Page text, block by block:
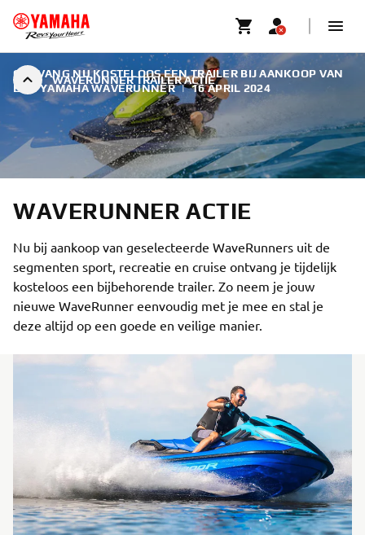
WAVERUNNER TRAILER ACTIE
ONTVANG NU KOSTELOOS EEN TRAILER BIJ AANKOOP VAN
EEN YAMAHA WAVERUNNER | 16 APRIL 2024
WAVERUNNER ACTIE
Nu bij aankoop van geselecteerde WaveRunners uit de
segmenten sport, recreatie en cruise ontvang je tijdelijk
kosteloos een bijbehorende trailer. Zo neem je jouw
nieuwe WaveRunner eenvoudig met je mee en stal je
deze altijd op een goede en veilige manier.